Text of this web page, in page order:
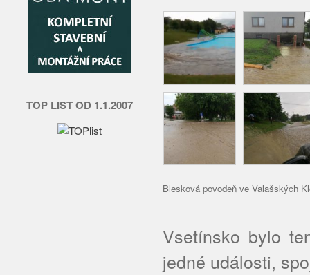
TOP LIST OD 1.1.2007
Blesková povodeň ve Valašských
Vsetínsko bylo
jedné události,